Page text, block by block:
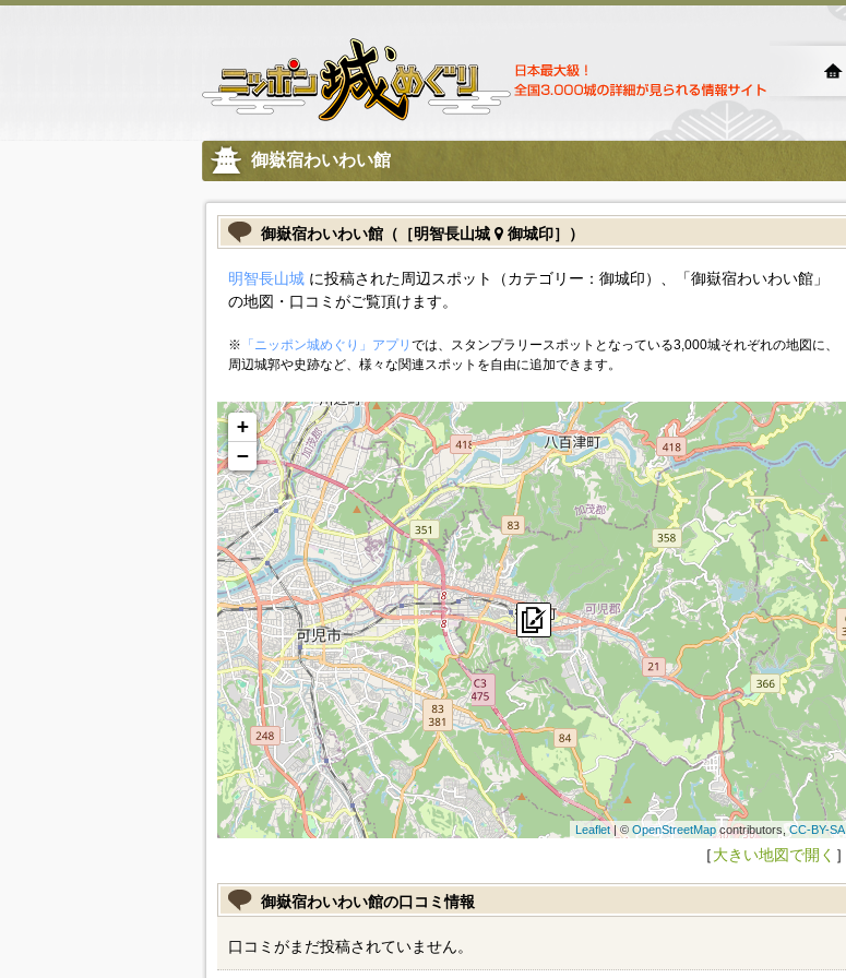
御嶽宿わいわい館
御嶽宿わいわい館（［明智長山城 御城印］）
明智長山城に投稿された周辺スポット（カテゴリー：御城印）、「御嶽宿わいわい館」
の地図・口コミがご覧頂けます。
※ 「ニッポン城めぐり」アプリ では、スタンプラリースポットとなっている3,000城それぞれの地図に、
周辺城郭や史跡など、様々な関連スポットを自由に追加できます。
+
−
Leaflet| © OpenStreetMapcontributors, CC-BY-SA
［大きい地図で開く ］
御嶽宿わいわい館の口コミ情報
口コミがまだ投稿されていません。